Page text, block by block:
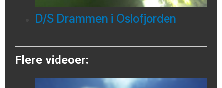
D/S Drammen i Oslofjorden
Flere videoer: